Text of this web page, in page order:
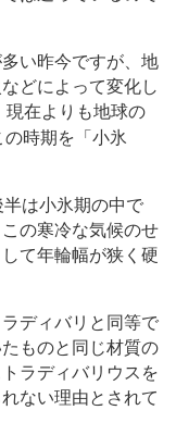
い昨今ですが、地
どによって変化し
現在よりも地球の
時期を「小氷
は小氷期の中で
の寒冷な気候のせ
て年輪幅が狭く硬
ディバリと同等で
ものと同じ材質の
ラディバリウスを
ない理由とされて